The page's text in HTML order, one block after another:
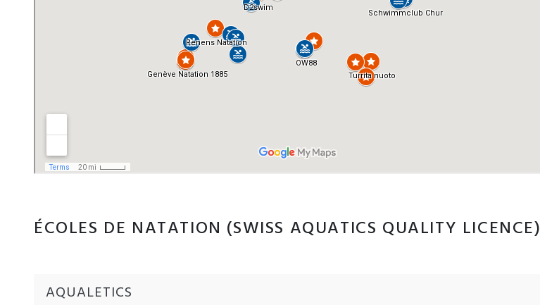
ÉCOLES DE NATATION (SWISS AQUATICS QUALITY LICENCE)
AQUALETICS